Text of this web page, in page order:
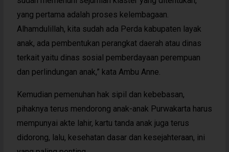
yang pertama adalah proses kelembagaan.
Alhamdulillah, kita sudah ada Perda kabupaten layak
anak, ada pembentukan perangkat daerah atau dinas
terkait yaitu dinas sosial pemberdayaan perempuan
dan perlindungan anak,” kata Ambu Anne.
Kemudian pemenuhan hak sipil dan kebebasan,
pihaknya terus mendorong anak-anak Purwakarta harus
mempunyai akte lahir, kartu tanda anak juga terus
didorong, lalu, kesehatan dasar dan kesejahteraan, ini